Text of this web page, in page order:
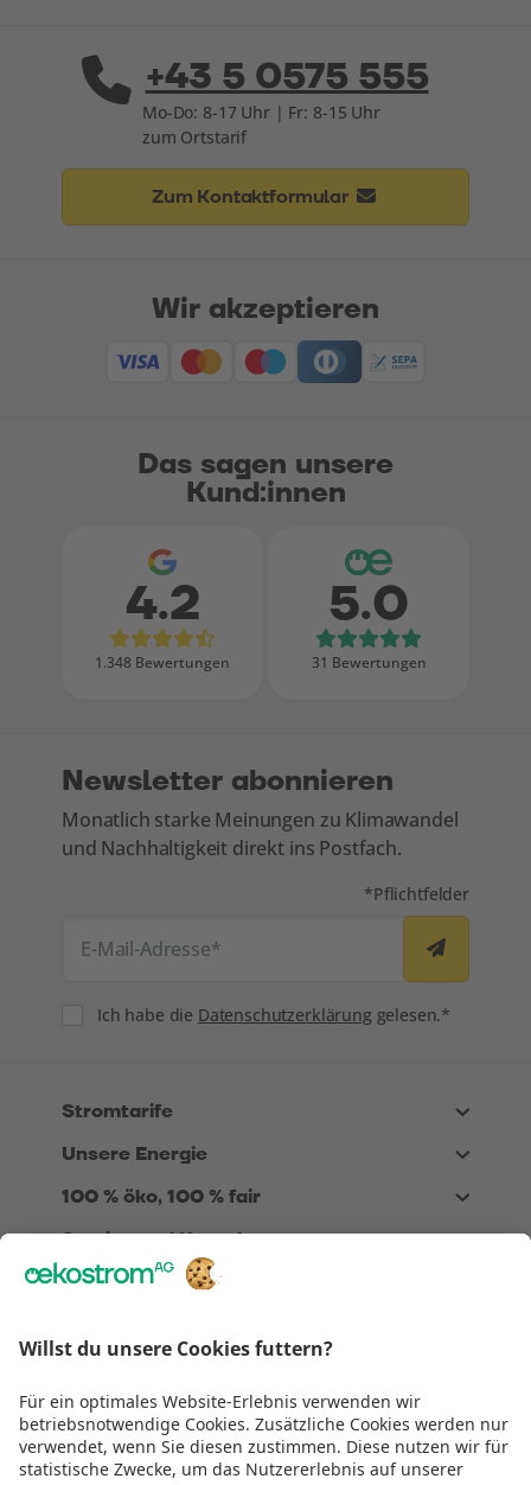
+43 5 0575 555
Mo-Do: 8-17 Uhr | Fr: 8-15 Uhr
zum Ortstarif
Zum Kontaktformular
Das sagen unsere
Kund:innen
Bewertungen bei Google
4.2
1.348 Bewertungen
5.0
31 Bewertungen
Newsletter abonnieren
Monatlich starke Meinungen zu Klimawandel
und Nachhaltigkeit direkt ins Postfach.
Mit * markierte
*Pflichtfelder
E-Mail-Adresse*
ConsentIch habe die Datenschutzerklärunggelesen.*
Wir akzeptieren
Wir sind
TÜV zertifiziert
Stromtarife
Unsere Energie
100 % öko, 100 % fair
Service und Kontakt
Über Uns